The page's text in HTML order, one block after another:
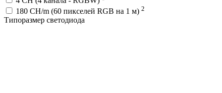
180 CH/m (60 пикселей RGB на 1 м) 2
Типоразмер светодиода